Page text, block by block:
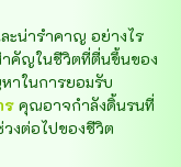
ะน่ารำคาญ อย่างไร
คัญในชีวิตที่ตื่นขึ้นของ
าในการยอมรับ
ร คุณอาจกำลังดิ้นรนที่
งต่อไปของชีวิต